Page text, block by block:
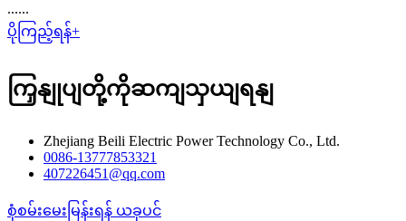
......
ပိုကြည့်ရန်+
ကြှနျုပျတို့ကိုဆကျသှယျရနျ
Zhejiang Beili Electric Power Technology Co., Ltd.
0086-13777853321
407226451@qq.com
စုံစမ်းမေးမြန်းရန် ယခုပင်